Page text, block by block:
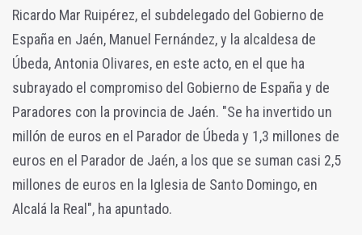
Ricardo Mar Ruipérez, el subdelegado del Gobierno de
España en Jaén, Manuel Fernández, y la alcaldesa de
Úbeda, Antonia Olivares, en este acto, en el que ha
subrayado el compromiso del Gobierno de España y de
Paradores con la provincia de Jaén. "Se ha invertido un
millón de euros en el Parador de Úbeda y 1,3 millones de
euros en el Parador de Jaén, a los que se suman casi 2,5
millones de euros en la Iglesia de Santo Domingo, en
Alcalá la Real", ha apuntado.